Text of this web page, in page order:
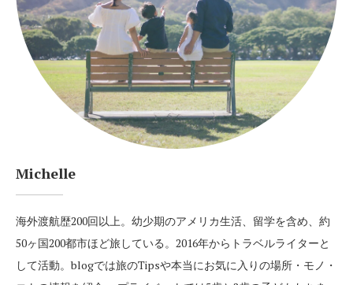
Michelle
海外渡航歴200回以上。幼少期のアメリカ生活、留学を含め、約
50ヶ国200都市ほど旅している。2016年からトラベルライターと
して活動。blogでは旅のTipsや本当にお気に入りの場所・モノ・